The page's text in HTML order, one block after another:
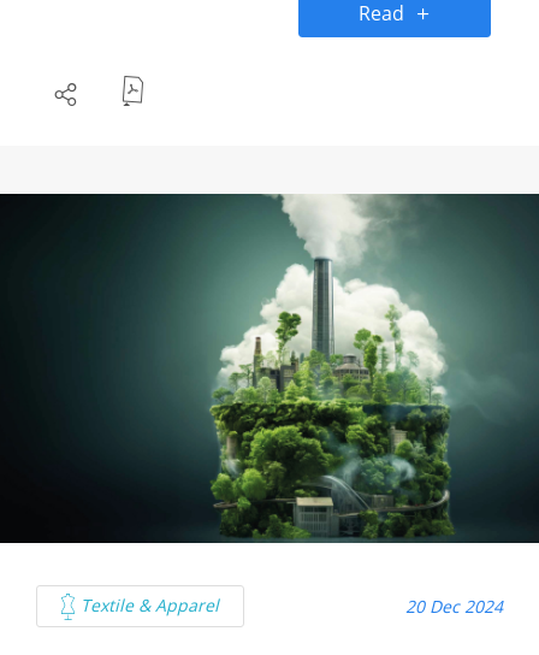
praia. Descubra como os nossos tecidos podem
transformar as suas coleções e apoiar as suas metas
Read
Textile & Apparel 20 Dec 2024